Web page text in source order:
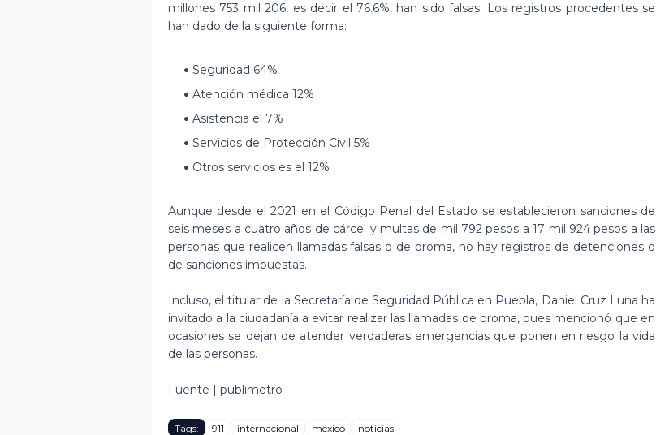
millones 753 mil 206, es decir el 76.6%, han sido falsas. Los registros procedentes se
han dado de la siguiente forma:
Seguridad 64%
Atención médica 12%
Asistencia el 7%
Servicios de Protección Civil 5%
Otros servicios es el 12%
Aunque desde el 2021 en el Código Penal del Estado se establecieron sanciones de
seis meses a cuatro años de cárcel y multas de mil 792 pesos a 17 mil 924 pesos a las
personas que realicen llamadas falsas o de broma, no hay registros de detenciones o
de sanciones impuestas.
Incluso, el titular de la Secretaría de Seguridad Pública en Puebla, Daniel Cruz Luna ha
invitado a la ciudadanía a evitar realizar las llamadas de broma, pues mencionó que en
ocasiones se dejan de atender verdaderas emergencias que ponen en riesgo la vida
de las personas.
Fuente | publimetro
Tags: 911 internacional mexico noticias